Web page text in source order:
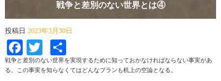
戦争と差別のない世界とは④
投稿日 2023年3月30日
Facebook
Twitter
有
戦争と差別のない世界を実現するために知っておかなければならない事実があ
る。この事実を知らなくてはどんなプランも机上の空論となる。